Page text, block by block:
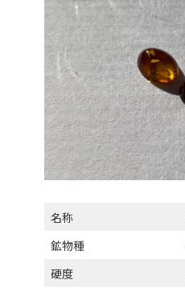
名称
鉱物種
硬度